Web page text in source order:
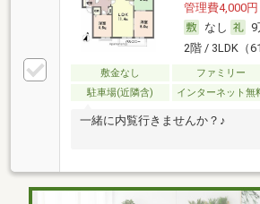
管理費4,000円
なし
9
2階 / 3LDK（
敷金なし ファミリー
駐車場(近隣含)
インターネット無
一緒に内覧行きませんか？♪